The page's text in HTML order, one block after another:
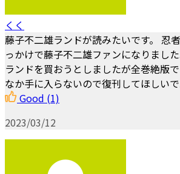
くく
藤子不二雄ランドが読みたいです。 忍
っかけで藤子不二雄ファンになりまし
ランドを買おうとしましたが全巻絶版
なか手に入らないので復刊してほしい
Good (1)
2023/03/12